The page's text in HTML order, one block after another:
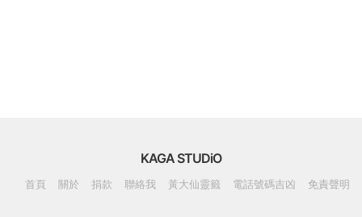
KAGA STUDiO
首頁 關於 捐款 聯絡我 黃大仙靈籤 電話號碼吉凶 免責聲明